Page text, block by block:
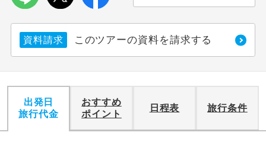
資料請求 このツアーの資料を請求する
出発日
旅行代金
おすすめ
ポイント
日程表 旅行条件